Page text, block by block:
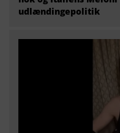
udlændingepolitik